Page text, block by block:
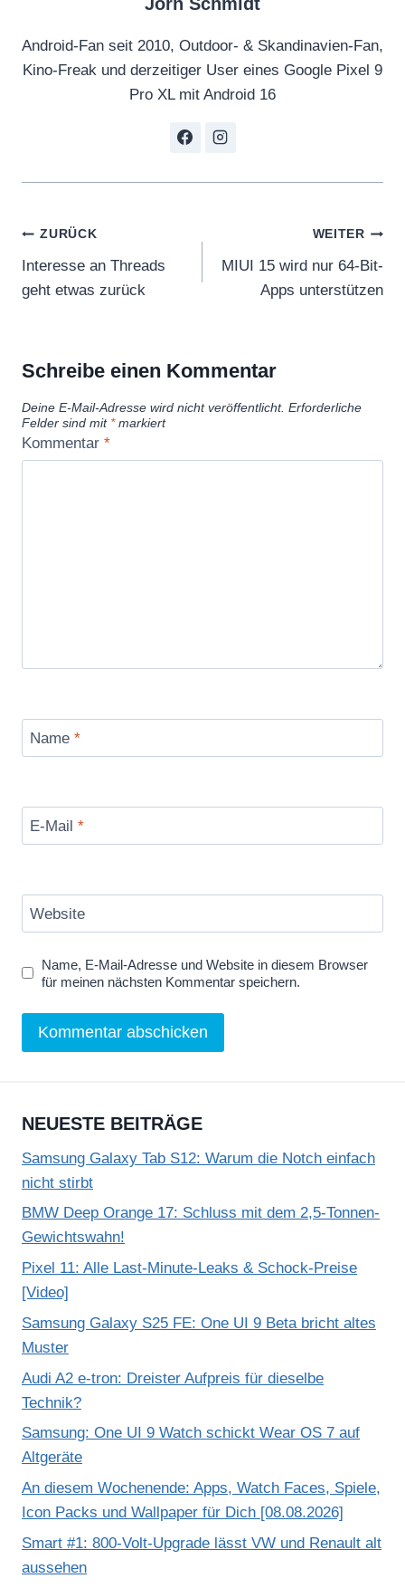
Android-Fan seit 2010, Outdoor- & Skandinavien-Fan,
Kino-Freak und derzeitiger User eines Google Pixel 9
Pro XL mit Android 16
Beitragsnavigation
ZURÜCK
Interesse an Threads
geht etwas zurück
WEITER
MIUI 15 wird nur 64-Bit-
Apps unterstützen
Schreibe einen Kommentar
Deine E-Mail-Adresse wird nicht veröffentlicht. Erforderliche
Felder sind mit *markiert
Kommentar *
Name *
E-Mail *
Website
Name, E-Mail-Adresse und Website in diesem Browser
für meinen nächsten Kommentar speichern.
NEUESTE BEITRÄGE
Samsung Galaxy Tab S12: Warum die Notch einfach
nicht stirbt
BMW Deep Orange 17: Schluss mit dem 2,5-Tonnen-
Gewichtswahn!
Pixel 11: Alle Last-Minute-Leaks & Schock-Preise
[Video]
Samsung Galaxy S25 FE: One UI 9 Beta bricht altes
Muster
Audi A2 e-tron: Dreister Aufpreis für dieselbe
Technik?
Samsung: One UI 9 Watch schickt Wear OS 7 auf
Altgeräte
An diesem Wochenende: Apps, Watch Faces, Spiele,
Icon Packs und Wallpaper für Dich [08.08.2026]
Smart #1: 800-Volt-Upgrade lässt VW und Renault alt
aussehen